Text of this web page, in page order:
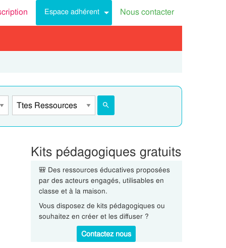
Espace adhérent Nous contacter
Kits pédagogiques gratuits
🎒 Des ressources éducatives proposées
par des acteurs engagés, utilisables en
classe et à la maison.
Vous disposez de kits pédagogiques ou
souhaitez en créer et les diffuser ?
Contactez nous